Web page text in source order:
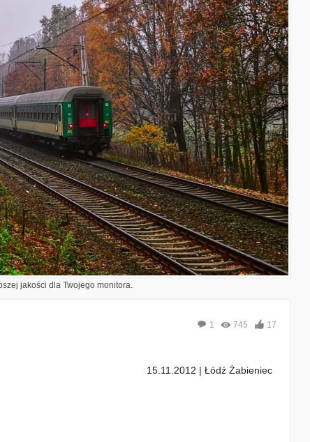
jakości dla Twojego monitora.
1 745 17
15.11.2012 | Łódź Żabieniec